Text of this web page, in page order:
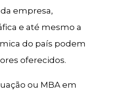
empresa,
e até mesmo a
do país podem
oferecidos.
ou MBA em